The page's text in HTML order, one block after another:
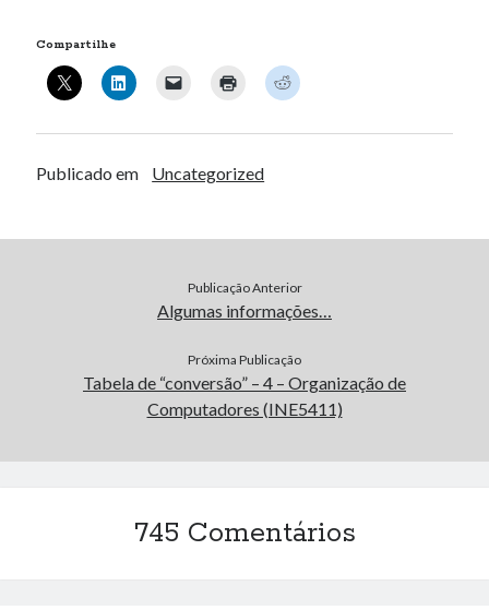
Compartilhe
Publicado em Uncategorized
Publicação Anterior
Algumas informações…
Próxima Publicação
Tabela de “conversão” – 4 – Organização de
Computadores (INE5411)
745 Comentários